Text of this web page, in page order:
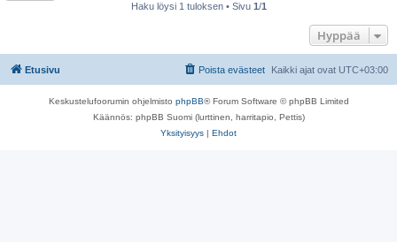
Haku löysi 1 tuloksen • Sivu 1/1
Hyppää
Etusivu Kaikki ajat ovat UTC+03:00
Poista evästeet
Keskustelufoorumin ohjelmisto phpBB® Forum Software © phpBB Limited
Käännös: phpBB Suomi (lurttinen, harritapio, Pettis)
Yksityisyys | Ehdot